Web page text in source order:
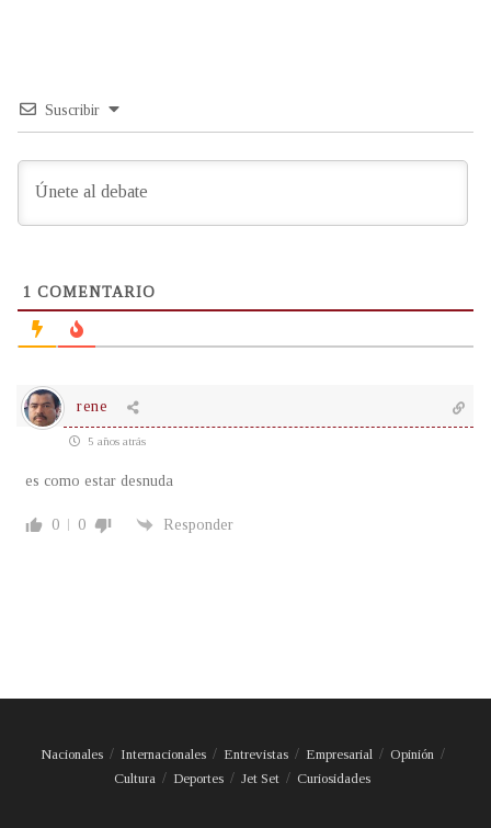
Suscribir
1 COMENTARIO
rene
5 años atrás
es como estar desnuda
0 0 Responder
Nacionales Internacionales Entrevistas Empresarial
Opinión
Cultura
Deportes Jet Set Curiosidades